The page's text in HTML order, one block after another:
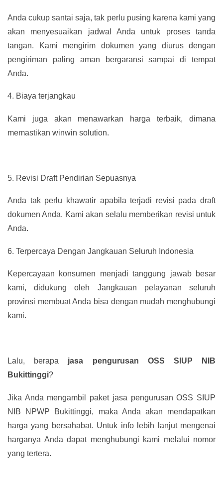
Anda cukup santai saja, tak perlu pusing karena kami yang
akan menyesuaikan jadwal Anda untuk proses tanda
tangan. Kami mengirim dokumen yang diurus dengan
pengiriman paling aman bergaransi sampai di tempat
Anda.
4. Biaya terjangkau
Kami juga akan menawarkan harga terbaik, dimana
memastikan winwin solution.
5. Revisi Draft Pendirian Sepuasnya
Anda tak perlu khawatir apabila terjadi revisi pada draft
dokumen Anda. Kami akan selalu memberikan revisi untuk
Anda.
6. Terpercaya Dengan Jangkauan Seluruh Indonesia
Kepercayaan konsumen menjadi tanggung jawab besar
kami, didukung oleh Jangkauan pelayanan seluruh
provinsi membuat Anda bisa dengan mudah menghubungi
kami.
Lalu, berapa jasa pengurusan OSS SIUP NIB
Bukittinggi?
Jika Anda mengambil paket jasa pengurusan OSS SIUP
NIB NPWP Bukittinggi, maka Anda akan mendapatkan
harga yang bersahabat. Untuk info lebih lanjut mengenai
harganya Anda dapat menghubungi kami melalui nomor
yang tertera.